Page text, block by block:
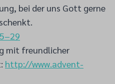
bei der uns Gott gerne
mit freundlicher
http://www.advent-